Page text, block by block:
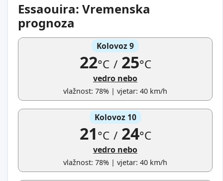
Essaouira: Vremenska
prognoza
Kolovoz 9
22°C /25°C
vedro nebo
vlažnost: 78% | vjetar: 40 km/h
Kolovoz 10
21°C /24°C
vedro nebo
vlažnost: 78% | vjetar: 40 km/h